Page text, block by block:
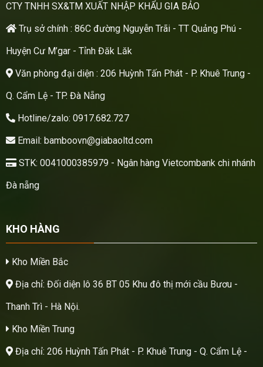
CTY TNHH SX&TM XUẤT NHẬP KHẨU GIA BẢO
Trụ sở chính : 86C đường Nguyễn Trãi - TT Quảng Phú -
Huyện Cư M’gar - Tỉnh Đăk Lăk
Văn phòng đại diện : 206 Huỳnh Tấn Phát - P. Khuê Trung -
Q. Cẩm Lệ - TP. Đà Nẵng
Hotline/zalo: 0917.682.727
Email: bamboovn@giabaoltd.com
STK: 0041000385979 - Ngân hàng Vietcombank chi nhánh
Đà nẵng
KHO HÀNG
Kho Miền Bắc
Địa chỉ: Đối diện lô 36 BT 05 Khu đô thị mới cầu Bươu -
Thanh Trì - Hà Nội.
Kho Miền Trung
Địa chỉ: 206 Huỳnh Tấn Phát - P. Khuê Trung - Q. Cẩm Lệ -